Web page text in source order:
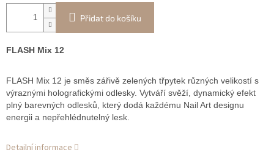
Přidat do košíku
FLASH Mix 12
FLASH Mix 12 je směs zářivě zelených třpytek různých velikostí s
výraznými holografickými odlesky. Vytváří svěží, dynamický efekt
plný barevných odlesků, který dodá každému Nail Art designu
energii a nepřehlédnutelný lesk.
Detailní informace